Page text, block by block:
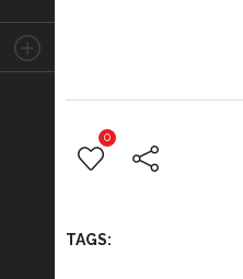
0
TAGS: